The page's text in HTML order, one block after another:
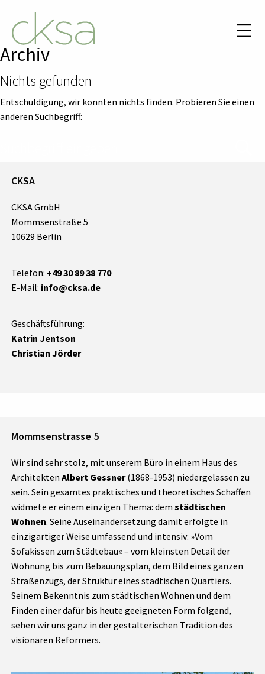
Archiv
Nichts gefunden
Entschuldigung, wir konnten nichts finden. Probieren Sie einen
anderen Suchbegriff:
CKSA
CKSA GmbH
Mommsenstraße 5
10629 Berlin
Telefon: +49 30 89 38 770
E-Mail: info@cksa.de
Geschäftsführung:
Katrin Jentson
Christian Jörder
Mommsenstrasse 5
Wir sind sehr stolz, mit unserem Büro in einem Haus des
ArchitektenAlbert Gessner(1868-1953) niedergelassen zu
sein. Sein gesamtes praktisches und theoretisches Schaffen
widmete er einem einzigen Thema: demstädtischen
Wohnen. Seine Auseinandersetzung damit erfolgte in
einzigartiger Weise umfassend und intensiv: »Vom
Sofakissen zum Städtebau« – vom kleinsten Detail der
Wohnung bis zum Bebauungsplan, dem Bild eines ganzen
Straßenzugs, der Struktur eines städtischen Quartiers.
Seinem Bekenntnis zum städtischen Wohnen und dem
Finden einer dafür bis heute geeigneten Form folgend,
sehen wir uns ganz in der gestalterischen Tradition des
visionären Reformers.